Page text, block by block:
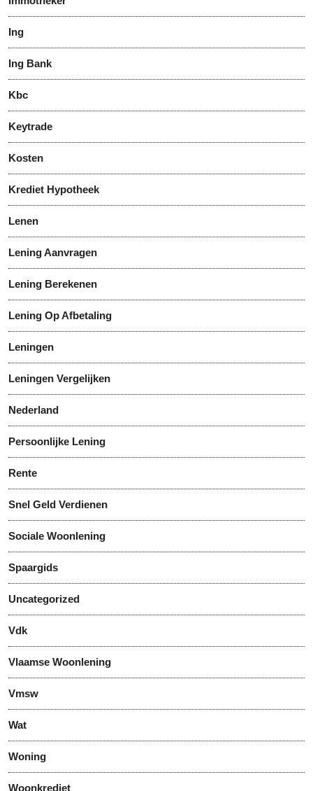
Ing
Ing Bank
Kbc
Keytrade
Kosten
Krediet Hypotheek
Lenen
Lening Aanvragen
Lening Berekenen
Lening Op Afbetaling
Leningen
Leningen Vergelijken
Nederland
Persoonlijke Lening
Rente
Snel Geld Verdienen
Sociale Woonlening
Spaargids
Uncategorized
Vdk
Vlaamse Woonlening
Vmsw
Wat
Woning
Woonkrediet